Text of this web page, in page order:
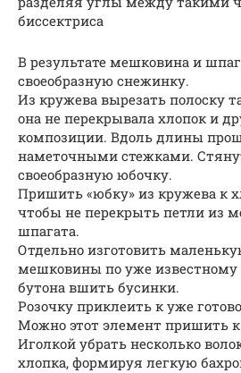
биссектриса
В результате мешковина и
своеобразную снежинку.
Из кружева вырезать полоску
она не перекрывала хлопок и
композиции. Вдоль длины
наметочными стежками.
своеобразную юбочку.
Пришить «юбку» из кружева к
чтобы не перекрыть петли из
шпагата.
Отдельно изготовить
мешковины по уже известному
бутона вшить бусинки.
Розочку приклеить к уже
Можно этот элемент пришить к
Иголкой убрать несколько
хлопка, формируя легкую